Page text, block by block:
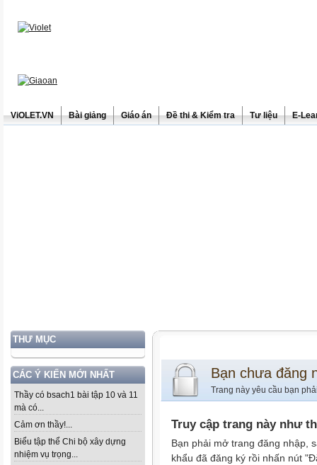
ViOLET.VN Bài giảng Giáo án Đề thi & Kiểm tra Tư liệu E-
THƯ MỤC
CÁC Ý KIẾN MỚI NHẤT
Thầy có bsach1 bài tập 10 và 11
mà có...
Cảm ơn thầy!...
Biểu tập thể Chi bộ xây dựng
nhiệm vụ trọng...
Bạn chưa đăng
Trang này yêu cầu bạn
Truy cập trang này như
Bạn phải mở trang đăng nhập,
khẩu đã đăng ký rồi nhấn nút